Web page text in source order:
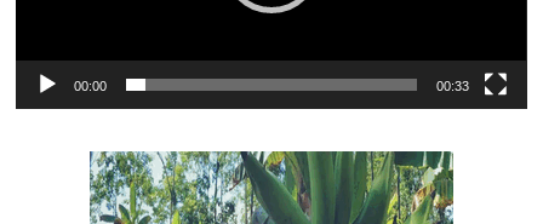
00:00 00:33